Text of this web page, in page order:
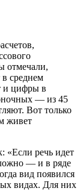
отмечали,
среднем
и цифры в
— из 45
Вот только
живет
«Если речь идет
— и в ряде
вид появился
видах. Для них